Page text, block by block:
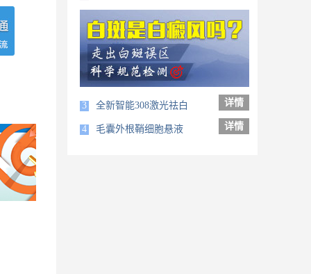
3 全新智能308激光祛白 详情
4 毛囊外根鞘细胞悬液 详情